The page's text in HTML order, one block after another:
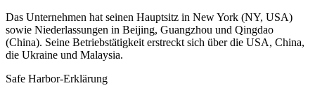
Das Unternehmen hat seinen Hauptsitz in New York (NY, USA)
sowie Niederlassungen in Beijing, Guangzhou und Qingdao
(China). Seine Betriebstätigkeit erstreckt sich über die USA, China,
die Ukraine und Malaysia.
Safe Harbor-Erklärung